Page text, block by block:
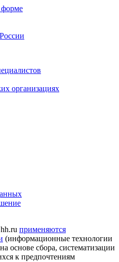
организациях
применяются
(информационные технологии
основе сбора, систематизации
к предпочтениям